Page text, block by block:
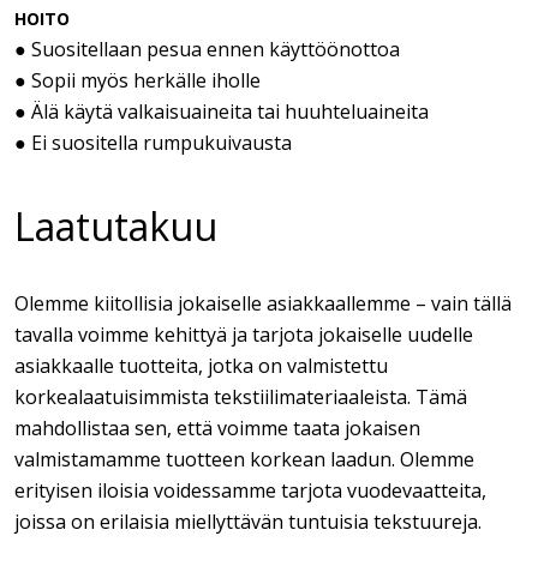
HOITO
● Suositellaan pesua ennen käyttöönottoa
● Sopii myös herkälle iholle
● Älä käytä valkaisuaineita tai huuhteluaineita
● Ei suositella rumpukuivausta
Laatutakuu
Olemme kiitollisia jokaiselle asiakkaallemme – vain tällä
tavalla voimme kehittyä ja tarjota jokaiselle uudelle
asiakkaalle tuotteita, jotka on valmistettu
korkealaatuisimmista tekstiilimateriaaleista. Tämä
mahdollistaa sen, että voimme taata jokaisen
valmistamamme tuotteen korkean laadun. Olemme
erityisen iloisia voidessamme tarjota vuodevaatteita,
joissa on erilaisia miellyttävän tuntuisia tekstuureja.